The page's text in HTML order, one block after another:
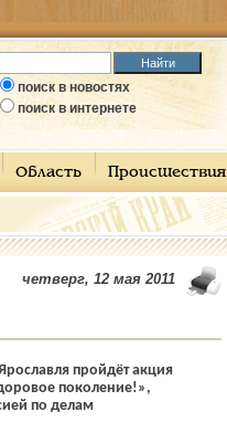
поиск в новостях
поиск в интернете
Область Происшествия
четверг, 12 мая 2011
пройдёт акция
поколение!»,
по делам